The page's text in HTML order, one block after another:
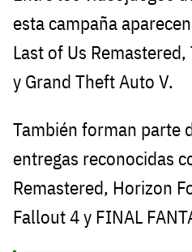
esta campaña
Last of Us
y Grand Theft Auto V.
También forman parte
entregas reconocidas
Remastered, Horizon
Fallout 4 y FINAL